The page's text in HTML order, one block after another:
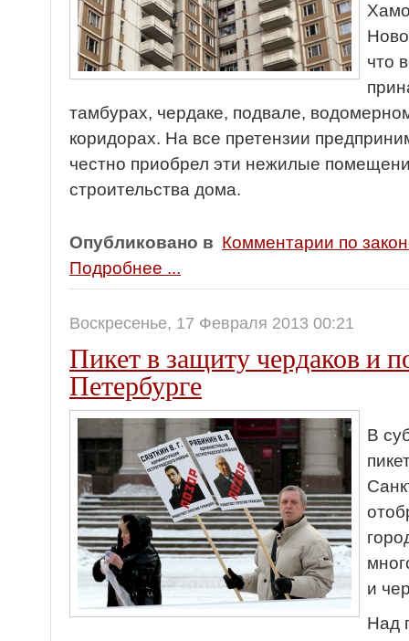
что
тамбурах, чердаке, подвале,
коридорах. На все претензии
честно приобрел эти нежилые
строительства дома.
Опубликовано в Комментарии по
Подробнее ...
Воскресенье, 17 Февраля 2013 00:21
Пикет в защиту чердаков и
Петербурге
В
и
Над